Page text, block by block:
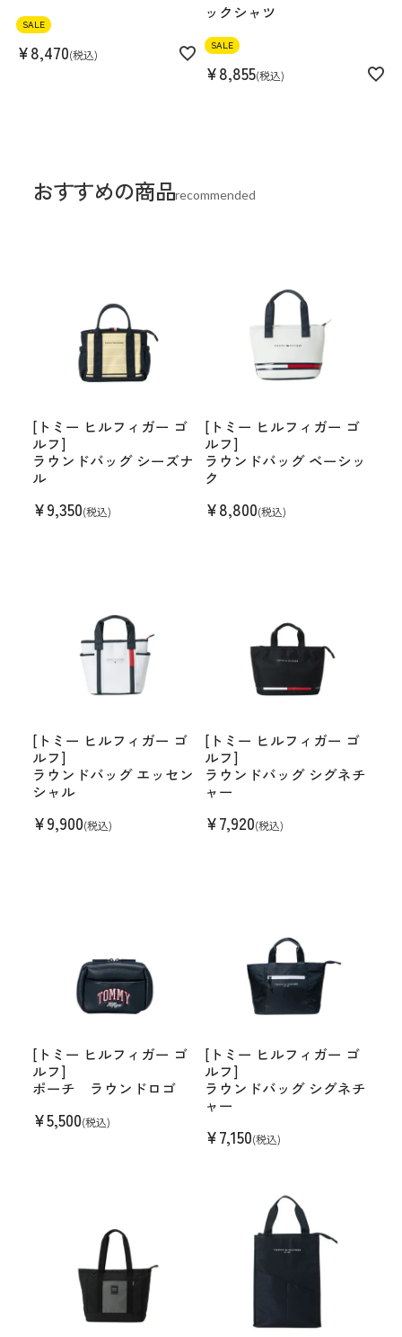
SALE
¥8,470 税込
ックシャツ
SALE
¥8,855 税込
おすすめの商品recommended
[トミー ヒルフィガー ゴ
ルフ]
ラウンドバッグ シーズナ
ル
¥9,350(税込)
[トミー ヒルフィガー ゴ
ルフ]
ラウンドバッグ ベーシッ
ク
¥8,800(税込)
[トミー ヒルフィガー ゴ
ルフ]
ラウンドバッグ エッセン
シャル
¥9,900(税込)
[トミー ヒルフィガー ゴ
ルフ]
ラウンドバッグ シグネチ
ャー
¥7,920(税込)
[トミー ヒルフィガー ゴ
ルフ]
ポーチ ラウンドロゴ
¥5,500(税込)
[トミー ヒルフィガー ゴ
ルフ]
ラウンドバッグ シグネチ
ャー
¥7,150(税込)